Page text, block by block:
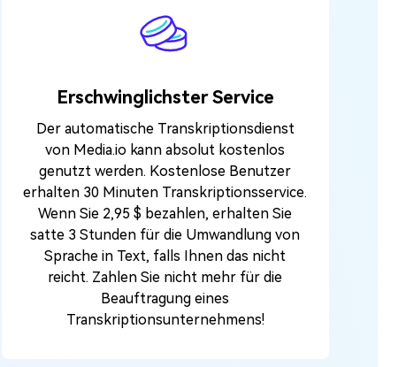
Erschwinglichster Service
Der automatische Transkriptionsdienst
von Media.io kann absolut kostenlos
genutzt werden. Kostenlose Benutzer
erhalten 30 Minuten Transkriptionsservice.
Wenn Sie 2,95 $ bezahlen, erhalten Sie
satte 3 Stunden für die Umwandlung von
Sprache in Text, falls Ihnen das nicht
reicht. Zahlen Sie nicht mehr für die
Beauftragung eines
Transkriptionsunternehmens!